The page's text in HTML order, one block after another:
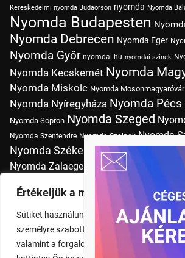
Értékeljük a magánéletét
Sütiket használunk a böngészési élmény
személyre szabott hirdetések vagy tartalmak
valamint a forgalom elemzésére. A "Mindent
Kereskedelmi nyomda Budaörsön nyomda Nyomda
Nyomda Budapesten
Nyomda Debrecen Nyomda Eger
Nyomda Győr nyomdai.hu nyomdai színek
Nyomda Kecskemét Nyomda
Nyomda Miskolc Nyomda Mosonmagyaróvár
Nyomda Nyíregyháza Nyomda Pécs
Nyomda Sopron Nyomda Szeged
Nyomda Szentendre Nyomda Szolnok Nyomda
Nyomda Székesfehérvár Nyomda
Nyomda Zalaegerszeg Nyomda Érd
Nyomtatás
Pólónyomtatás Budapesten Szitanyomda
Tudásbázis